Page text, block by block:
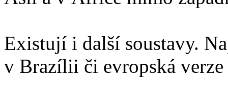
Existují i další soustavy.
v Brazílii či evropská